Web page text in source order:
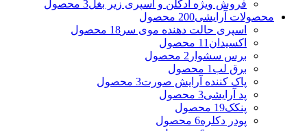
فروش ویژه ادکلن و اسپری زیر بغل3 محصول
محصولات آرایشی200 محصول
اسپری حالت دهنده موی سر 18 محصول
اکسیدان 11 محصول
برس سشوار 2 محصول
برق لب 1 محصول
پاک کننده آرایش صورت3 محصول
پد آرایشی3 محصول
پنکک19 محصول
پودر دکلره6 محصول